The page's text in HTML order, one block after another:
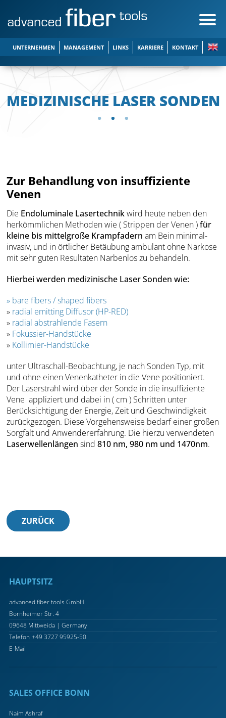
UNTERNEHMEN MANAGEMENT LINKS KARRIERE KONTAKT
MEDIZINISCHE LASER SONDEN
Zur Behandlung von insuffiziente
Venen
Die Endoluminale Lasertechnikwird heute neben den
herkömmlichen Methoden wie ( Strippen der Venen )für
kleine bis mittelgroße Krampfadern am Bein minimal-
invasiv, und in örtlicher Betäubung ambulant ohne Narkose
mit sehr guten Resultaten Narbenlos zu behandeln.
Hierbei werden medizinische Laser Sonden wie:
» bare fibers / shaped fibers
» radial emitting Diffusor (HP-RED)
» radial abstrahlende Fasern
» Fokussier-Handstücke
» Kollimier-Handstücke
unter Ultraschall-Beobachtung, je nach Sonden Typ, mit
und ohne einen Venenkatheter in die Vene positioniert.
Der Laserstrahl wird über der Sonde in die insuffiziente
Vene appliziert und dabei in ( cm ) Schritten unter
Berücksichtigung der Energie, Zeit und Geschwindigkeit
zurückgezogen. Diese Vorgehensweise bedarf einer großen
Sorgfalt und Anwendererfahrung. Die hierzu verwendeten
Laserwellenlängen sind810 nm, 980 nm und 1470nm.
ZURÜCK
HAUPTSITZ
advanced fiber tools GmbH
Bornheimer Str. 4
09648 Mittweida | Germany
Telefon +49 3727 95925-50
E-Mail
SALES OFFICE BONN
Naim Ashraf